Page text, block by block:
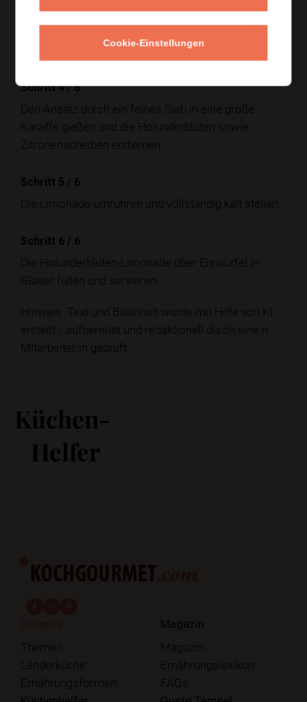
Die Holunderblütendolden und die Zitronenscheiben
mehrere Stunden ziehen lassen.
Schritt 4/6
Den Ansatz durch ein feines Sieb in eine große
Karaffe gießen und die Holunderblüten sowie
Zitronenscheiben entfernen.
Schritt 5 / 6
Die Limonade umrühren und vollständig kalt stellen.
Schritt 6 / 6
Die Holunderblüten-Limonade über Eiswürfel in
Gläser füllen und servieren.
Hinweis: Text und Bildinhalt wurde mit Hilfe von KI
erstellt / aufbereitet und redaktionell durch eine:n
Mitarbeiter:in geprüft.
Küchen-
Helfer
Themen
Länderküche
Ernährungsformen
Magazin
Magazin
Ernährungslexikon
FAQs
Cookie-Einstellungen